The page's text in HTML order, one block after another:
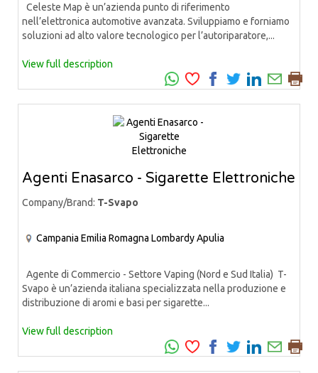
Celeste Map è un’azienda punto di riferimento
nell’elettronica automotive avanzata. Sviluppiamo e forniamo
soluzioni ad alto valore tecnologico per l’autoriparatore,...
View full description
Agenti Enasarco - Sigarette Elettroniche
Company/Brand: T-Svapo
Campania Emilia Romagna LombardyApulia
Agente di Commercio - Settore Vaping (Nord e Sud Italia) T-
Svapo è un’azienda italiana specializzata nella produzione e
distribuzione di aromi e basi per sigarette...
View full description